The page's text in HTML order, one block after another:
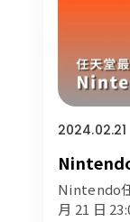
2024.02.21
新遊戲情
表
Nintendo
月 21 日